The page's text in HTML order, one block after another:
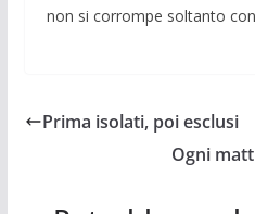
non si cor­rompe soltanto
Prima isolati, poi esclusi
Ogni